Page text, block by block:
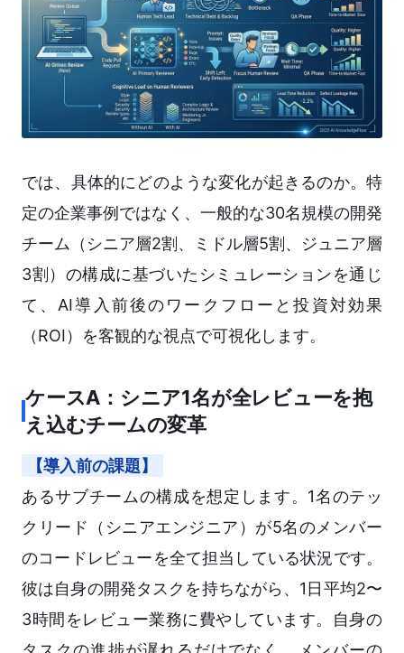
では、具体的にどのような変化が起きるのか。特
定の企業事例ではなく、一般的な30名規模の開発
チーム（シニア層2割、ミドル層5割、ジュニア層
3割）の構成に基づいたシミュレーションを通じ
て、AI導入前後のワークフローと投資対効果
（ROI）を客観的な視点で可視化します。
ケースA：シニア1名が全レビューを抱
え込むチームの変革
【導入前の課題】
あるサブチームの構成を想定します。1名のテッ
クリード（シニアエンジニア）が5名のメンバー
のコードレビューを全て担当している状況です。
彼は自身の開発タスクを持ちながら、1日平均2〜
3時間をレビュー業務に費やしています。自身の